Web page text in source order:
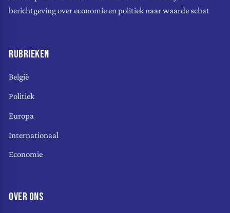
berichtgeving over economie en politiek naar waarde schat
RUBRIEKEN
België
Politiek
Europa
Internationaal
Economie
OVER ONS